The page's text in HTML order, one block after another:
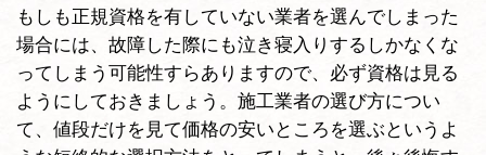
もしも正規資格を有していない業者を選んでしまった
場合には、故障した際にも泣き寝入りするしかなくな
ってしまう可能性すらありますので、必ず資格は見る
ようにしておきましょう。施工業者の選び方につい
て、値段だけを見て価格の安いところを選ぶというよ